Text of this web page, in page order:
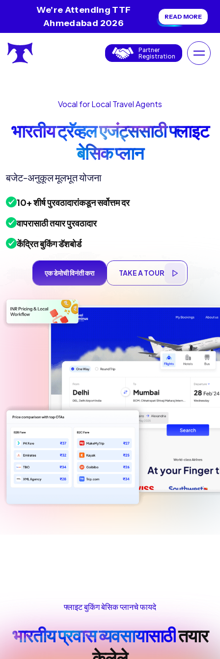
We're Attending TTF
Ahmedabad 2026
READ MORE
Partner
Registration
Vocal for Local Travel Agents
भारतीय ट्रॅव्हल एजंट्ससाठी फ्लाइट
बेसिक प्लान
बजेट-अनुकूल मूलभूत योजना
10+ शीर्ष पुरवठादारांकडून सर्वोत्तम दर
वापरासाठी तयार पुरवठादार
केंद्रित बुकिंग डॅशबोर्ड
एक डेमोची विनंती करा TAKE A TOUR
फ्लाइट बुकिंग बेसिक प्लानचे फायदे
भारतीय प्रवास व्यवसायासाठीतयार